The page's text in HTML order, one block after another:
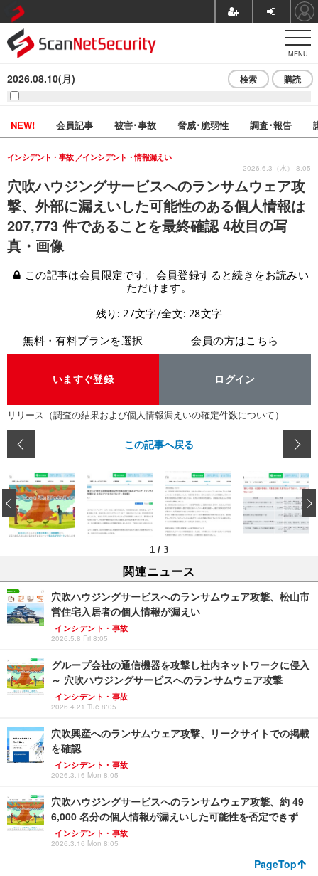
MENU
2026.08.10(月) 検索 購読
NEW! 会員記事 被害･事故 脅威･脆弱性 調査･報告
穴吹ハウジングサービスへのランサムウェア攻
撃、外部に漏えいした可能性のある個人情報は
207,773 件であることを最終確認 4枚目の写
真・画像
インシデント・事故 インシデント・情報漏えい
2026.6.3（水） 8:05
この記事は会員限定です。会員登録すると続きをお読みい
ただけます。
残り: 27文字/全文: 28文字
無料・有料プランを選択
いますぐ登録
会員の方はこちら
ログイン
リリース（調査の結果および個人情報漏えいの確定件数について）
この記事へ戻る
1 / 3
‹
関連ニュース
穴吹ハウジングサービスへのランサムウェア攻撃、松山市
営住宅入居者の個人情報が漏えい
インシデント・事故
2026.5.8 Fri 8:05
グループ会社の通信機器を攻撃し社内ネットワークに侵入
～ 穴吹ハウジングサービスへのランサムウェア攻撃
インシデント・事故
2026.4.21 Tue 8:05
穴吹興産へのランサムウェア攻撃、リークサイトでの掲載
を確認
インシデント・事故
2026.3.16 Mon 8:05
穴吹ハウジングサービスへのランサムウェア攻撃、約 49
6,000 名分の個人情報が漏えいした可能性を否定できず
インシデント・事故
2026.3.16 Mon 8:05
PageTop